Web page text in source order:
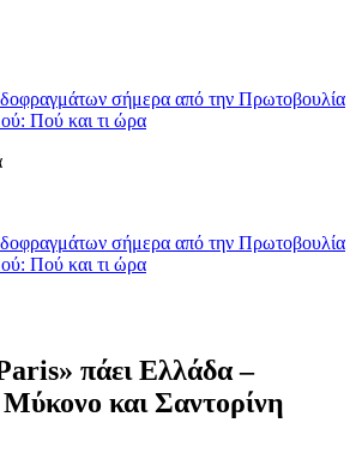
σήμερα από την Πρωτοβουλία
Πού και τι ώρα
σήμερα από την Πρωτοβουλία
Πού και τι ώρα
πάει Ελλάδα –
και Σαντορίνη